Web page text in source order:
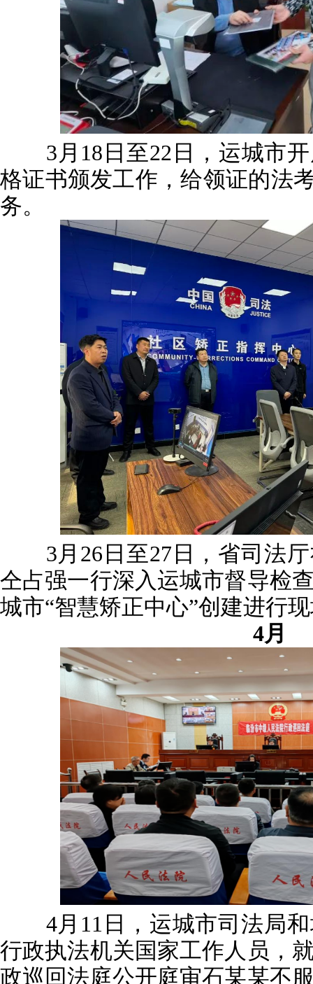
3月18日至22日，运城市开
格证书颁发工作，给领证的法
务。
3月26日至27日，省司法厅
仝占强一行深入运城市督导检
城市“智慧矫正中心”创建进行
4月
4月11日，运城市司法局和
行政执法机关国家工作人员，
政巡回法庭公开庭审石某某不